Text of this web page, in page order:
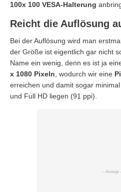
100x 100 VESA-Halterung
Reicht die Auflösung
Bei der Auflösung wird man
der Größe ist eigentlich gar nicht
Name ein wenig, denn es ist ja
x 1080 Pixeln , wodurch wir eine
erreichen und damit sogar
und Full HD liegen (91 ppi).